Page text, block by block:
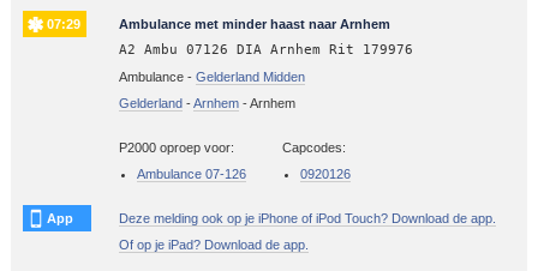
07:29 Ambulance met minder haast naar Arnhem
A2 Ambu 07126 DIA Arnhem Rit 179976
Ambulance - Gelderland Midden
Gelderland-Arnhem-Arnhem
P2000 oproep voor:
Ambulance 07-126
Capcodes:
0920126
App
Deze melding ook op je iPhone of iPod Touch? Download de app.
Of op je iPad? Download de app.